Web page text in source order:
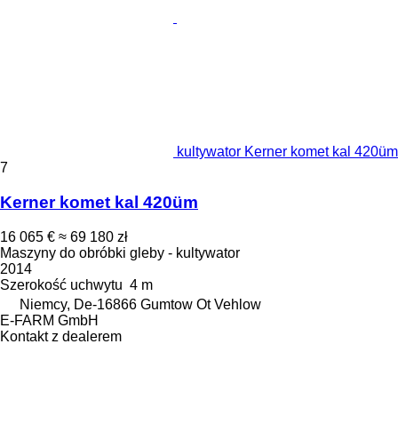
kultywator Kerner komet kal 420üm
7
Kerner komet kal 420üm
16 065 € ≈ 69 180 zł
Maszyny do obróbki gleby - kultywator
2014
Szerokość uchwytu 4 m
Niemcy, De-16866 Gumtow Ot Vehlow
E-FARM GmbH
Kontakt z dealerem